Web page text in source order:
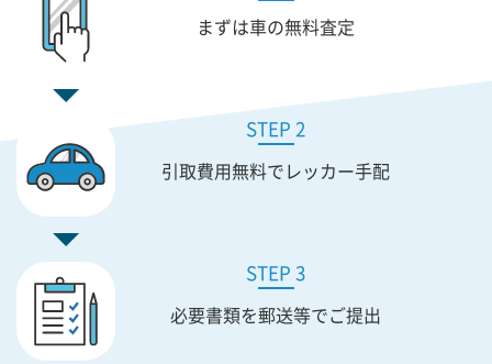
まずは車の無料査定
STEP 2
引取費用無料でレッカー手配
STEP 3
必要書類を郵送等でご提出